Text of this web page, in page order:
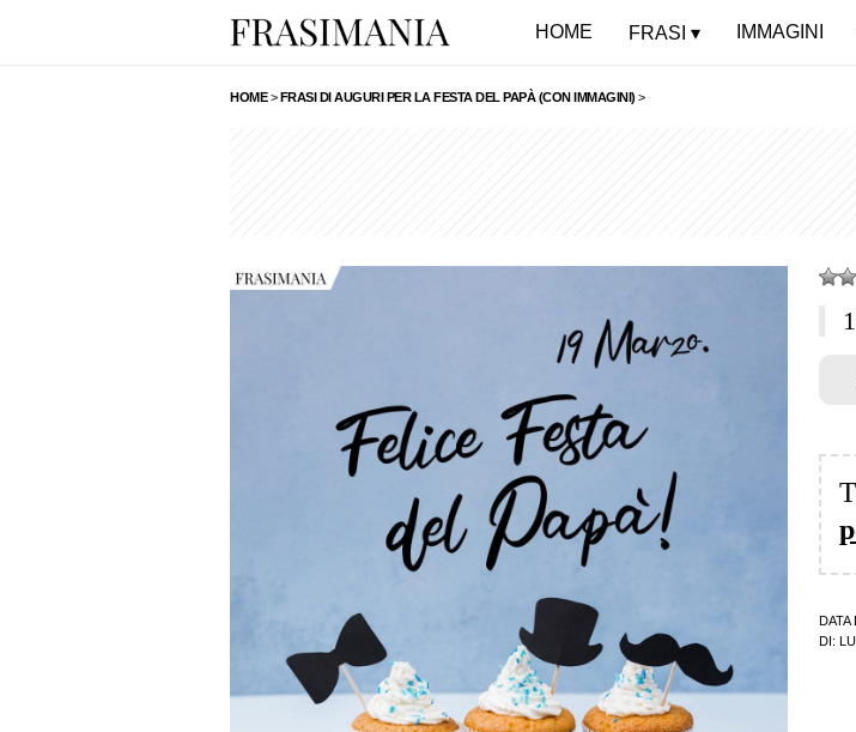
HOME FRASI IMMAGINI
HOME>FRASI DI AUGURI PER LA FESTA DEL PAPÀ (CON IMMAGINI) >
DI: